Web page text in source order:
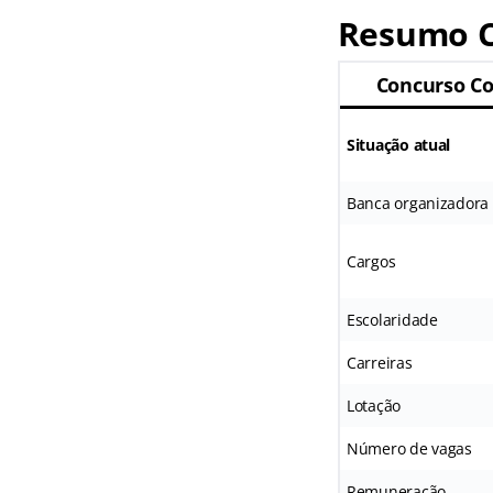
Resumo
Concurso
Situação atual
Banca organizadora
Cargos
Escolaridade
Carreiras
Lotação
Número de vagas